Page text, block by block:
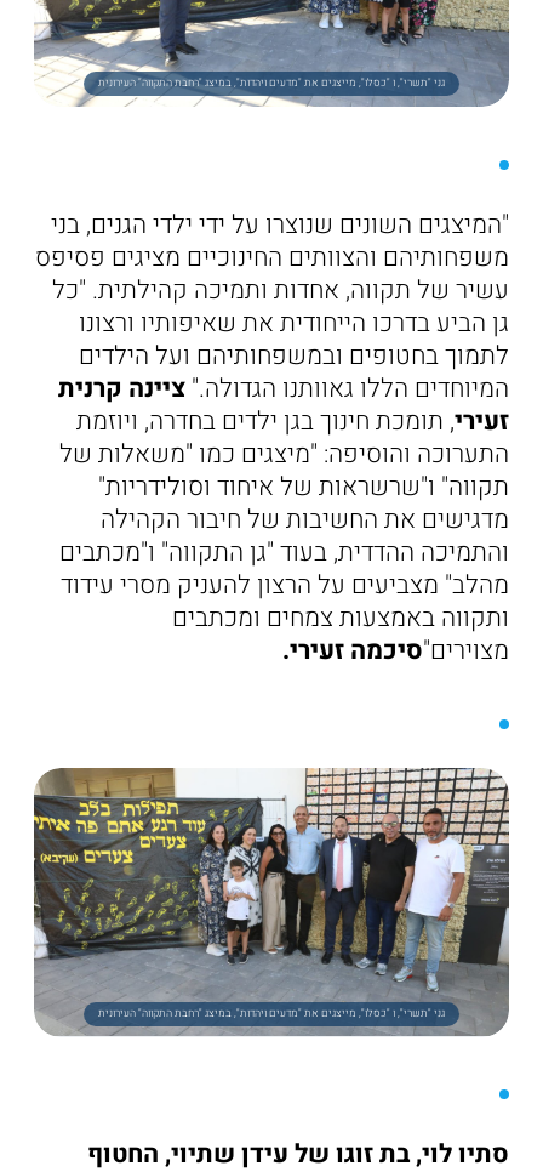
גני "תשרי", ו "כסלו", מייצגים את "מדעים ויהדות", במיצג "רחבת התקווה" העירונית
"המיצגים השונים שנוצרו על ידי ילדי הגנים, בני
משפחותיהם והצוותים החינוכיים מציגים פסיפס
עשיר של תקווה, אחדות ותמיכה קהילתית. "כל
גן הביע בדרכו הייחודית את שאיפותיו ורצונו
לתמוך בחטופים ובמשפחותיהם ועל הילדים
המיוחדים הללו גאוותנו הגדולה."ציינה קרנית
זעירי, תומכת חינוך בגן ילדים בחדרה, ויוזמת
התערוכה והוסיפה: "מיצגים כמו "משאלות של
תקווה" ו"שרשראות של איחוד וסולידריות"
מדגישים את החשיבות של חיבור הקהילה
והתמיכה ההדדית, בעוד "גן התקווה" ו"מכתבים
מהלב" מצביעים על הרצון להעניק מסרי עידוד
ותקווה באמצעות צמחים ומכתבים
מצוירים"סיכמה זעירי.
גני "תשרי", ו "כסלו", מייצגים את "מדעים ויהדות", במיצג "רחבת התקווה" העירונית
סתיו לוי, בת זוגו של עידן שתיוי, החטוף